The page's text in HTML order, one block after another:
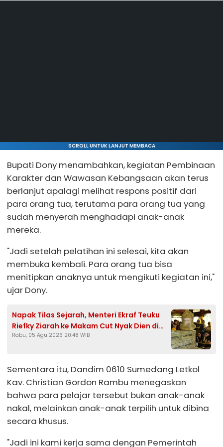
SCROLL UNTUK LANJUT MEMBACA
Bupati Dony menambahkan, kegiatan Pembinaan
Karakter dan Wawasan Kebangsaan akan terus
berlanjut apalagi melihat respons positif dari
para orang tua, terutama para orang tua yang
sudah menyerah menghadapi anak-anak
mereka.
"Jadi setelah pelatihan ini selesai, kita akan
membuka kembali. Para orang tua bisa
menitipkan anaknya untuk mengikuti kegiatan ini,"
ujar Dony.
Napak Tilas Sejarah, Menteri Ekraf Teuku
Riefky Ziarah ke Makam Cut Nyak Dien di
Sumedang
Rabu, 05 Agu 2026 20:48 WIB
Sementara itu, Dandim 0610 Sumedang Letkol
Kav. Christian Gordon Rambu menegaskan
bahwa para pelajar tersebut bukan anak-anak
nakal, melainkan anak-anak terpilih untuk dibina
secara khusus.
"Jadi ini kami kerja sama dengan Pemerintah